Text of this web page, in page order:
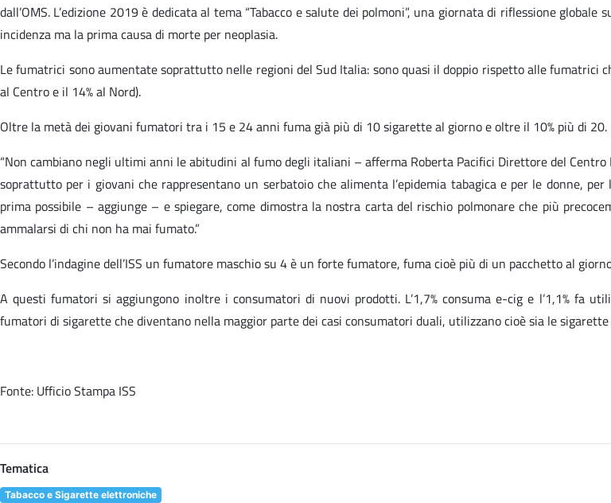
dall’OMS. L’edizione 2019 è dedicata al tema “Tabacco e salute dei polmoni”, una giornata di riflessione
incidenza ma la prima causa di morte per neoplasia.
Le fumatrici sono aumentate soprattutto nelle regioni del Sud Italia: sono quasi il doppio rispetto alle fumatrici
al Centro e il 14% al Nord).
Oltre la metà dei giovani fumatori tra i 15 e 24 anni fuma già più di 10 sigarette al giorno e oltre il 10% più di 20.
“Non cambiano negli ultimi anni le abitudini al fumo degli italiani – afferma Roberta Pacifici Direttore del
soprattutto per i giovani che rappresentano un serbatoio che alimenta l’epidemia tabagica e per le donne,
prima possibile – aggiunge – e spiegare, come dimostra la nostra carta del rischio polmonare che più
ammalarsi di chi non ha mai fumato.”
Secondo l’indagine dell’ISS un fumatore maschio su 4 è un forte fumatore, fuma cioè più di un pacchetto al
A questi fumatori si aggiungono inoltre i consumatori di nuovi prodotti. L’1,7% consuma e-cig e l’1,1% fa
fumatori di sigarette che diventano nella maggior parte dei casi consumatori duali, utilizzano cioè sia le
Fonte: Ufficio Stampa ISS
Tematica
Tabacco e Sigarette elettroniche